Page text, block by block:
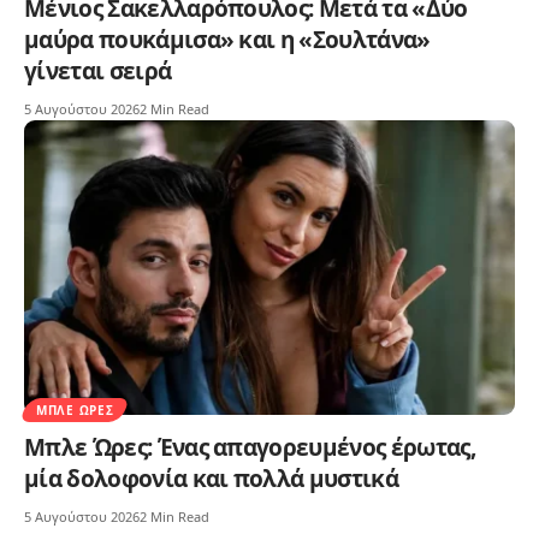
Μένιος Σακελλαρόπουλος: Μετά τα «Δύο
μαύρα πουκάμισα» και η «Σουλτάνα»
γίνεται σειρά
5 Αυγούστου 20262 Min Read
ΜΠΛΕ ΏΡΕΣ
Μπλε Ώρες: Ένας απαγορευμένος έρωτας,
μία δολοφονία και πολλά μυστικά
5 Αυγούστου 20262 Min Read